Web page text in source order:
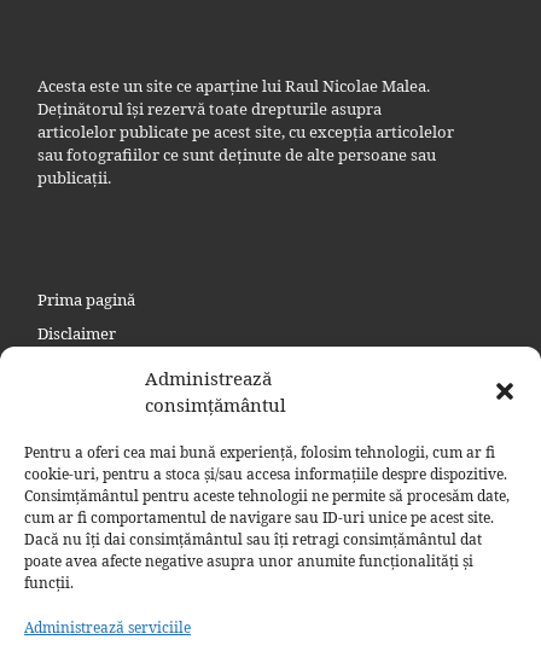
Administrează
consimțământul
Pentru a oferi cea mai bună experiență, folosim tehnologii, cum ar fi
cookie-uri, pentru a stoca și/sau accesa informațiile despre dispozitive.
Consimțământul pentru aceste tehnologii ne permite să procesăm date,
cum ar fi comportamentul de navigare sau ID-uri unice pe acest site.
Dacă nu îți dai consimțământul sau îți retragi consimțământul dat
poate avea afecte negative asupra unor anumite funcționalități și
funcții.
Administrează serviciile
Acesta este un site ce aparține lui Raul Nicolae Malea.
Deținătorul își rezervă toate drepturile asupra
articolelor publicate pe acest site, cu excepția articolelor
sau fotografiilor ce sunt deținute de alte persoane sau
publicații.
Prima pagină
Disclaimer
Politica de confidențialitate
Politica privind cookie
Politică cookie-uri (UE)
Politică cookie-uri (Regatul Unit)